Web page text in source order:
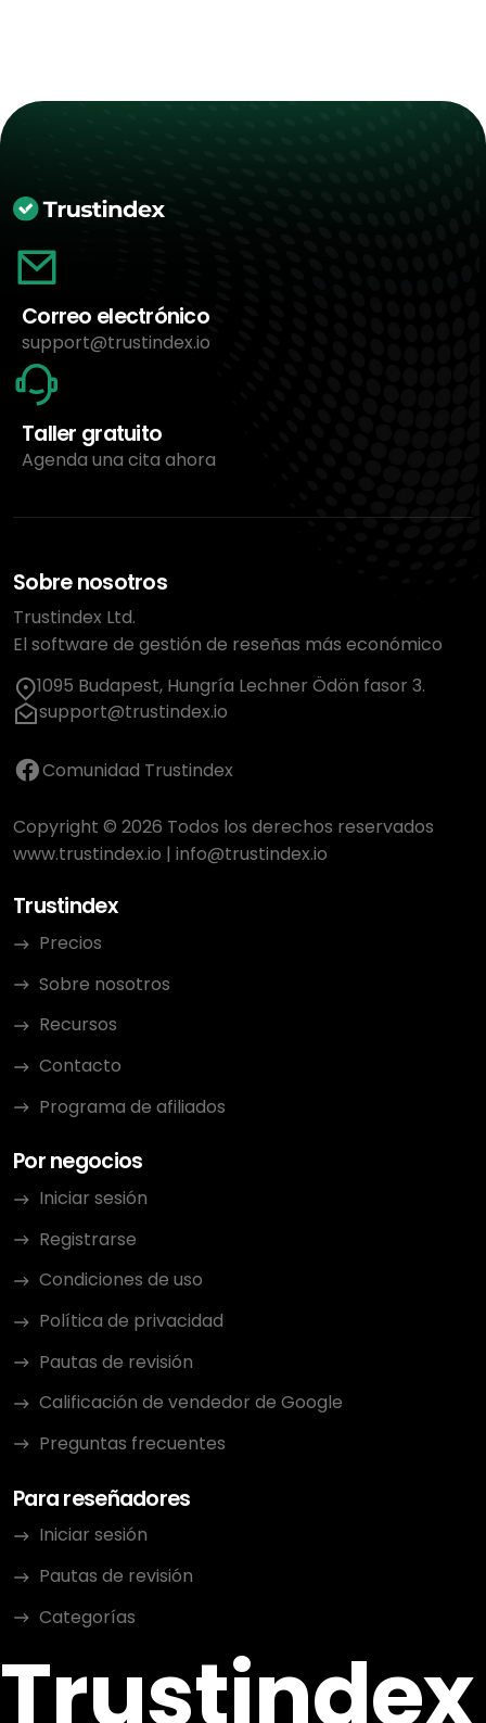
Correo electrónico
support@trustindex.io
Taller gratuito
Agenda una cita ahora
Sobre nosotros
Trustindex Ltd.
El software de gestión de reseñas más económico
1095 Budapest, Hungría Lechner Ödön fasor 3.
support@trustindex.io
Comunidad Trustindex
Copyright © 2026 Todos los derechos reservados
www.trustindex.io | info@trustindex.io
Trustindex
Precios
Sobre nosotros
Recursos
Contacto
Programa de afiliados
Por negocios
Iniciar sesión
Registrarse
Condiciones de uso
Política de privacidad
Pautas de revisión
Calificación de vendedor de Google
Preguntas frecuentes
Para reseñadores
Iniciar sesión
Pautas de revisión
Categorías
Trustindex